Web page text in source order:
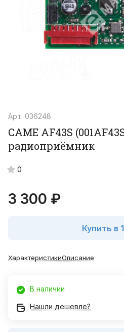
Арт. 036248
CAME AF43S
радиоприёмник
0
3 300 ₽
Купить в
ХарактеристикиОписание
В наличии
Нашли дешевле?